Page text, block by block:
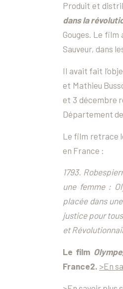
Produit et
dans la
Gouges. Le
Sauveur, dans
Il avait fait
et Mathieu
et 3 décembre
Département de
Le film retrace
en France :
1793.
une femme :
placée dans
justice pour
et
Le film
France2. >En